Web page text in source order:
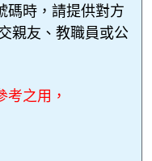
碼時，請提供對方
親友、教職員或公
之用，